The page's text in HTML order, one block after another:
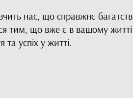
нас, що справжнє
тим, що вже є в вашому житті
успіх у житті.